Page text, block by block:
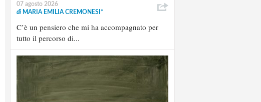
07 agosto 2026
di MARIA EMILIA CREMONESI*
C’è un pensiero che mi ha accompagnato per
tutto il percorso di...